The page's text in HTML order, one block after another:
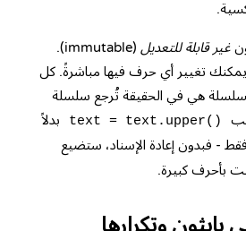
غير قابلة للتعديل
(immutable).
يمكنك تغيير أي حرف فيها مباشرةً. كل
هي في الحقيقة تُرجع سلسلة
text = text.upper()
بدلاً
فقط - فبدون إعادة الإسناد، ستضيع
بأحرف كبيرة.
وتكرارها